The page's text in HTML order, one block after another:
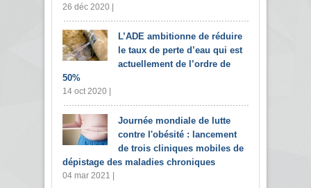
26 déc 2020 |
L’ADE ambitionne de réduire
le taux de perte d’eau qui est
actuellement de l’ordre de
50%
14 oct 2020 |
Journée mondiale de lutte
contre l'obésité : lancement
de trois cliniques mobiles de
dépistage des maladies chroniques
04 mar 2021 |